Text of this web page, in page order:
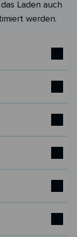
Laden auch
werden.